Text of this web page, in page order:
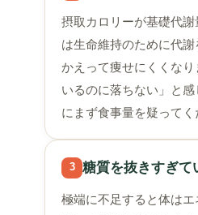
摂取カロリーが基礎代
は生命維持のために代謝
かえって痩せにくくな
いるのに落ちない」と
にまず食事量を疑ってく
3 糖質を抜きすぎて
極端に不足すると体はエ